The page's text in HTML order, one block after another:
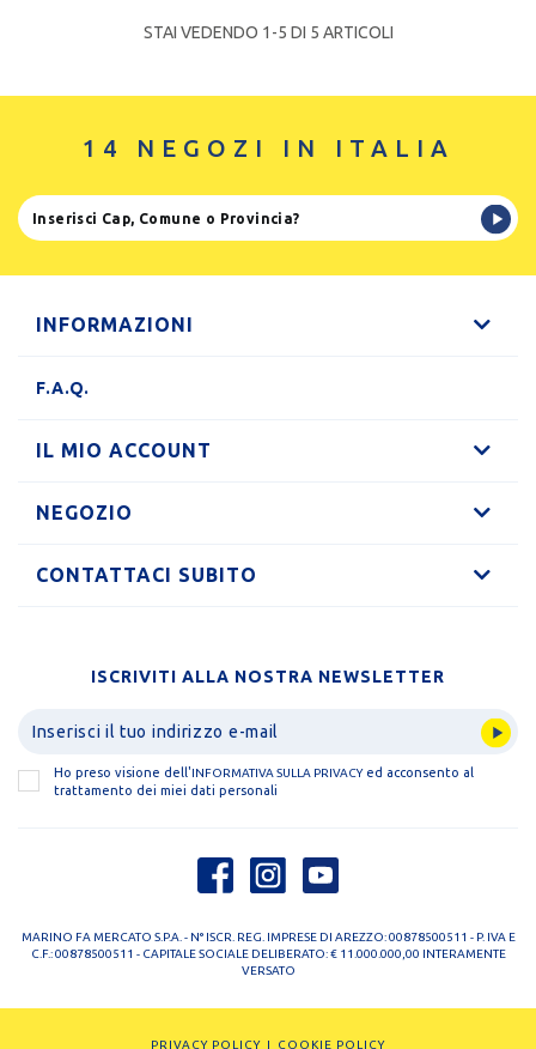
STAI VEDENDO 1-5 DI 5 ARTICOLI
14 NEGOZI IN ITALIA
INFORMAZIONI
F.A.Q.
IL MIO ACCOUNT
NEGOZIO
CONTATTACI SUBITO
ISCRIVITI ALLA NOSTRA NEWSLETTER
Ho preso visione dell'INFORMATIVA SULLA PRIVACYed acconsento al
trattamento dei miei dati personali
MARINO FA MERCATO S.P.A. - N° ISCR. REG. IMPRESE DI AREZZO: 00878500511 - P. IVA E
C.F.: 00878500511 - CAPITALE SOCIALE DELIBERATO: € 11.000.000,00 INTERAMENTE
VERSATO
PRIVACY POLICY COOKIE POLICY